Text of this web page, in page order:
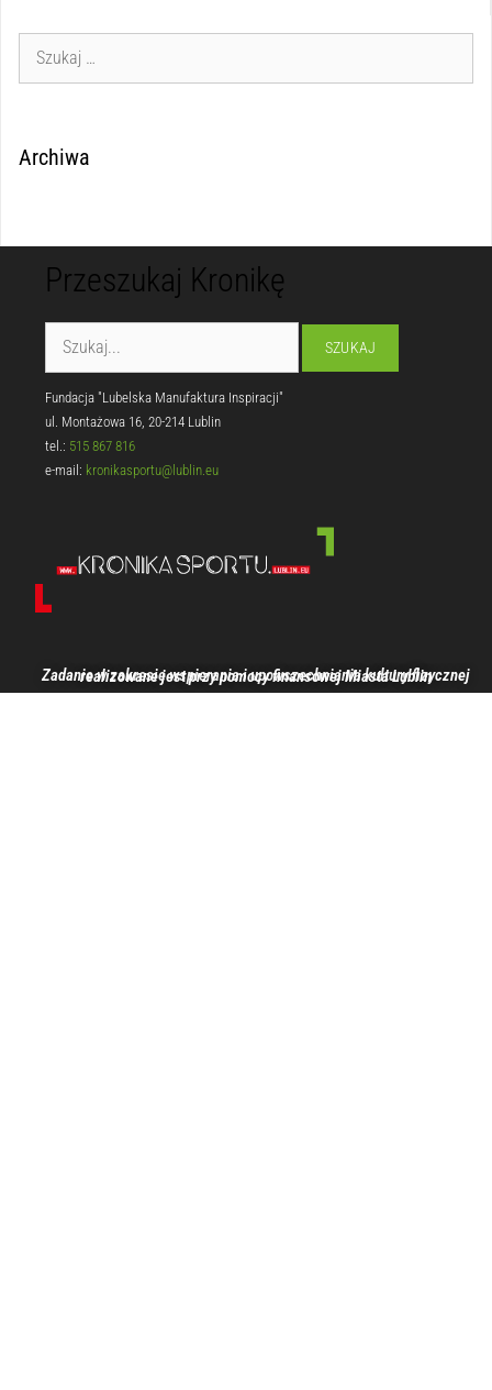
Archiwa
Przeszukaj Kronikę
Fundacja "Lubelska Manufaktura Inspiracji"
ul. Montażowa 16, 20-214 Lublin
tel.: 515 867 816
e-mail: kronikasportu@lublin.eu
Zadanie w zakresie wspierania i upowszechniania kultury fizycznej realizowane jest przy pomocy finansowej Miasta Lublin